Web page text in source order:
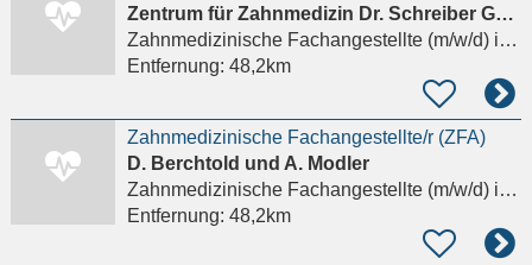
Zentrum für Zahnmedizin Dr. Schreiber GmbH
Zahnmedizinische Fachangestellte (m/w/d)in Wismar
Entfernung: 48,2km
Zahnmedizinische Fachangestellte/r (ZFA)
D. Berchtold und A. Modler
Zahnmedizinische Fachangestellte (m/w/d)in Wismar
Entfernung: 48,2km